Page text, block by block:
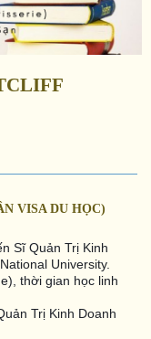
VISA DU HỌC)
Sĩ Quản Trị Kinh
University.
thời gian học linh
Trị Kinh Doanh